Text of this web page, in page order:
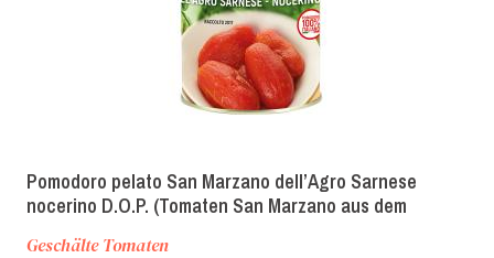
Pomodoro pelato San Marzano dell’Agro Sarnese
nocerino D.O.P. (Tomaten San Marzano aus dem
Geschälte Tomaten